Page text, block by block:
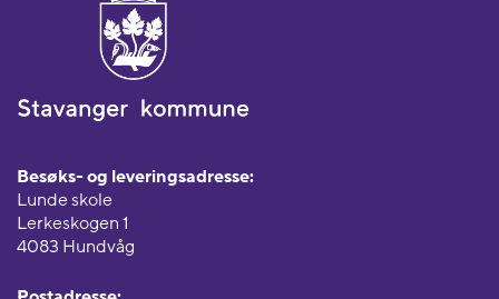
Besøks- og leveringsadresse:
Lunde skole
Lerkeskogen 1
4083 Hundvåg